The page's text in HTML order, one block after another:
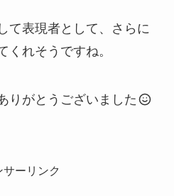
て表現者として、さらに
くれそうですね。
りがとうございました
サーリンク